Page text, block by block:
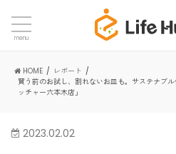
menu
HOME
レポート
買う前のお試し、割れないお皿も。サステナブ
ッチャー六本木店」
2023.02.02